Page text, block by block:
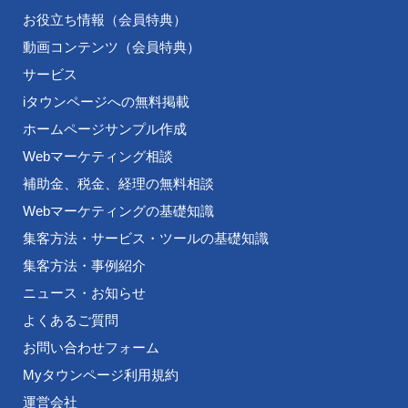
お役立ち情報（会員特典）
動画コンテンツ（会員特典）
サービス
iタウンページへの無料掲載
ホームページサンプル作成
Webマーケティング相談
補助金、税金、経理の無料相談
Webマーケティングの基礎知識
集客方法・サービス・ツールの基礎知識
集客方法・事例紹介
ニュース・お知らせ
よくあるご質問
お問い合わせフォーム
Myタウンページ利用規約
運営会社